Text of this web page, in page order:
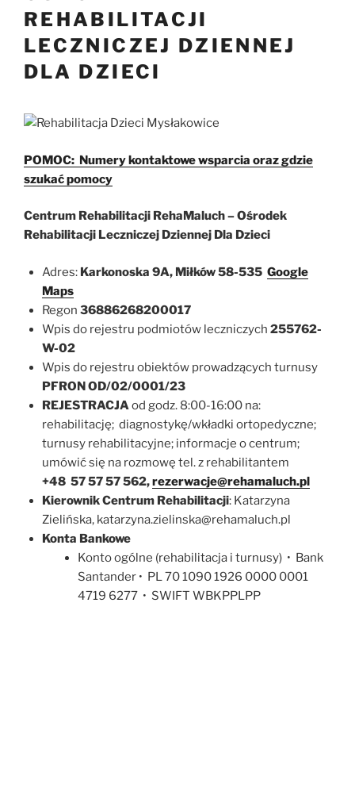
REHABILITACJI
LECZNICZEJ DZIENNEJ
DLA DZIECI
POMOC: Numery kontaktowe wsparcia oraz gdzie
szukać pomocy
Centrum Rehabilitacji RehaMaluch – Ośrodek
Rehabilitacji Leczniczej Dziennej Dla Dzieci
Adres: Karkonoska 9A, Miłków 58-535 Google
Maps
Regon 36886268200017
Wpis do rejestru podmiotów leczniczych 255762-
W-02
Wpis do rejestru obiektów prowadzących turnusy
PFRON OD/02/0001/23
REJESTRACJA od godz. 8:00-16:00 na:
rehabilitację; diagnostykę/wkładki ortopedyczne;
turnusy rehabilitacyjne; informacje o centrum;
umówić się na rozmowę tel. z rehabilitantem
+48 57 57 57 562,rezerwacje@rehamaluch.pl
Kierownik Centrum Rehabilitacji: Katarzyna
Zielińska, katarzyna.zielinska@rehamaluch.pl
Konta Bankowe
Konto ogólne (rehabilitacja i turnusy) • Bank
Santander • PL 70 1090 1926 0000 0001
4719 6277 • SWIFT WBKPPLPP